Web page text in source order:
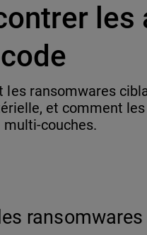
les
ransomwares
et comment
multi-couches.